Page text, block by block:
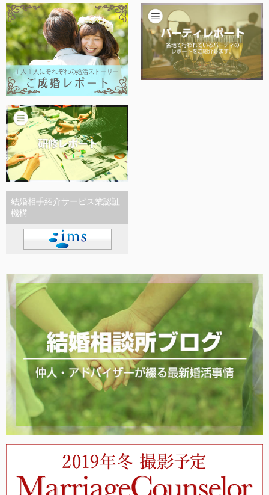
一般のよくある質問
相談室からのよくある質問
結婚相手紹介サービス業認証
機構